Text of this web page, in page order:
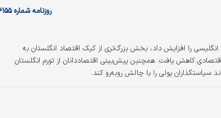
روزنامه شماره ۶۱۵۵
انگلیسی را افزایش داد، بخش بزرگ‌تری از کیک اقتصاد انگلستان به
کاهش یافت. همچنین پیش‌بینی اقتصاددانان از تورم انگلستان
پولی را با چالش روبه‌رو کند.